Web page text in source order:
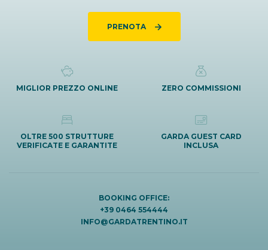
PRENOTA
MIGLIOR PREZZO ONLINE ZERO COMMISSIONI
OLTRE 500 STRUTTURE
VERIFICATE E GARANTITE
GARDA GUEST CARD
INCLUSA
BOOKING OFFICE:
+39 0464 554444
INFO@GARDATRENTINO.IT